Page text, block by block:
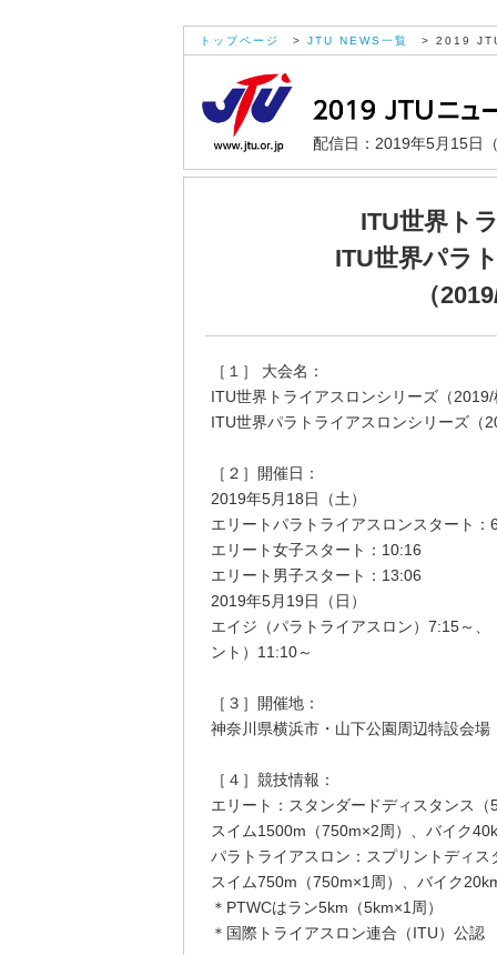
トップページ > JTU NEWS一覧 > 2019
配信日：2019年5月15日
ITU世界ト
ITU世界パラ
（
［１］ 大会名：
ITU世界トライアスロンシリーズ（
ITU世界パラトライアスロンシリーズ（
［２］開催日：
2019年5月18日（土）
エリートパラトライアスロンスタート：
エリート女子スタート：10:16
エリート男子スタート：13:06
2019年5月19日（日）
エイジ（パラトライアスロン）7:15～
ント）11:10～
［３］開催地：
神奈川県横浜市・山下公園周辺特設会
［４］競技情報：
エリート：スタンダードディスタンス（
スイム1500m（750m×2周）、バイク
パラトライアスロン：スプリントディ
スイム750m（750m×1周）、バイク
＊PTWCはラン5km（5km×1周）
＊国際トライアスロン連合（ITU）公認